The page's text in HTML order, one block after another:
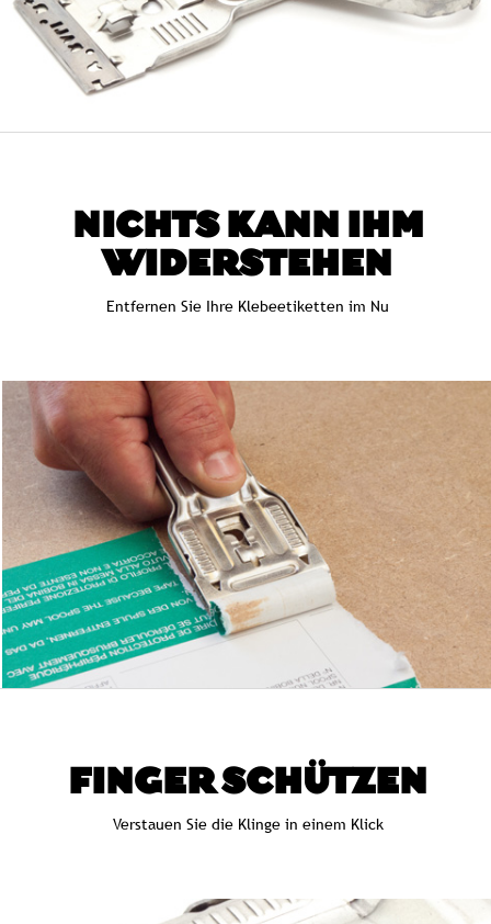
NICHTS KANN IHM
WIDERSTEHEN
Entfernen Sie Ihre Klebeetiketten im Nu
FINGER SCHÜTZEN
Verstauen Sie die Klinge in einem Klick